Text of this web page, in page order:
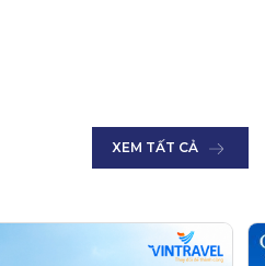
XEM TẤT CẢ